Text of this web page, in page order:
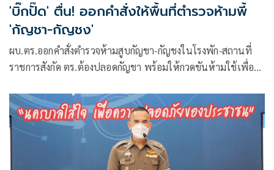
'บิ๊กปั๊ด' ตื่น! ออกคำสั่งให้พื้นที่ตำรวจห้ามพี้
'กัญชา-กัญชง'
ผบ.ตร.ออกคำสั่งตำรวจห้ามสูบกัญชา-กัญชงในโรงพัก-สถานที่
ราชการสังกัด ตร.ต้องปลอดกัญชา พร้อมให้กวดขันห้ามใช้เพื่อ